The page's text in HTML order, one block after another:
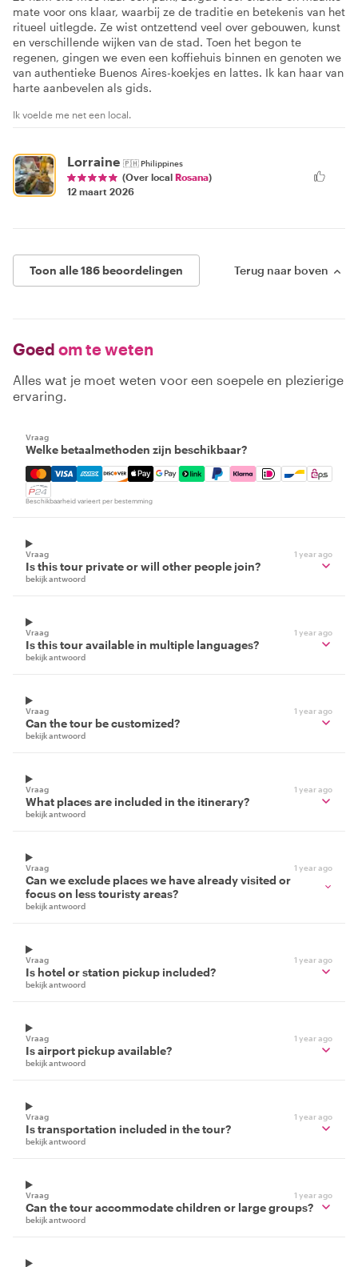
mate voor ons klaar, waarbij ze de traditie en betekenis van het
ritueel uitlegde. Ze wist ontzettend veel over gebouwen, kunst
en verschillende wijken van de stad. Toen het begon te
regenen, gingen we even een koffiehuis binnen en genoten we
van authentieke Buenos Aires-koekjes en lattes. Ik kan haar van
harte aanbevelen als gids.
Ik voelde me net een local.
Lorraine 🇵🇭Philippines
(Over local Rosana)
12 maart 2026
Toon alle 186 beoordelingen Terug naar boven
Goed om te weten
Alles wat je moet weten voor een soepele en plezierige
ervaring.
Vraag
Welke betaalmethoden zijn beschikbaar?
Mastercard, Visa, Amex, Discover, Apple Pay, Google
Beschikbaarheid varieert per bestemming
Vraag 1 year ago
Is this tour private or will other people join?
bekijk antwoord
Vraag 1 year ago
Is this tour available in multiple languages?
bekijk antwoord
Vraag 1 year ago
Can the tour be customized?
bekijk antwoord
Vraag 1 year ago
What places are included in the itinerary?
bekijk antwoord
Vraag 1 year ago
Can we exclude places we have already visited or
focus on less touristy areas?
bekijk antwoord
Vraag 1 year ago
Is hotel or station pickup included?
bekijk antwoord
Vraag 1 year ago
Is airport pickup available?
bekijk antwoord
Vraag 1 year ago
Is transportation included in the tour?
bekijk antwoord
Vraag 1 year ago
Can the tour accommodate children or large groups?
bekijk antwoord